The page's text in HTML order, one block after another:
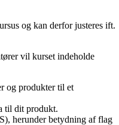
og kan derfor justeres ift.
vil kurset indeholde
og produkter til et
til dit produkt.
herunder betydning af flag